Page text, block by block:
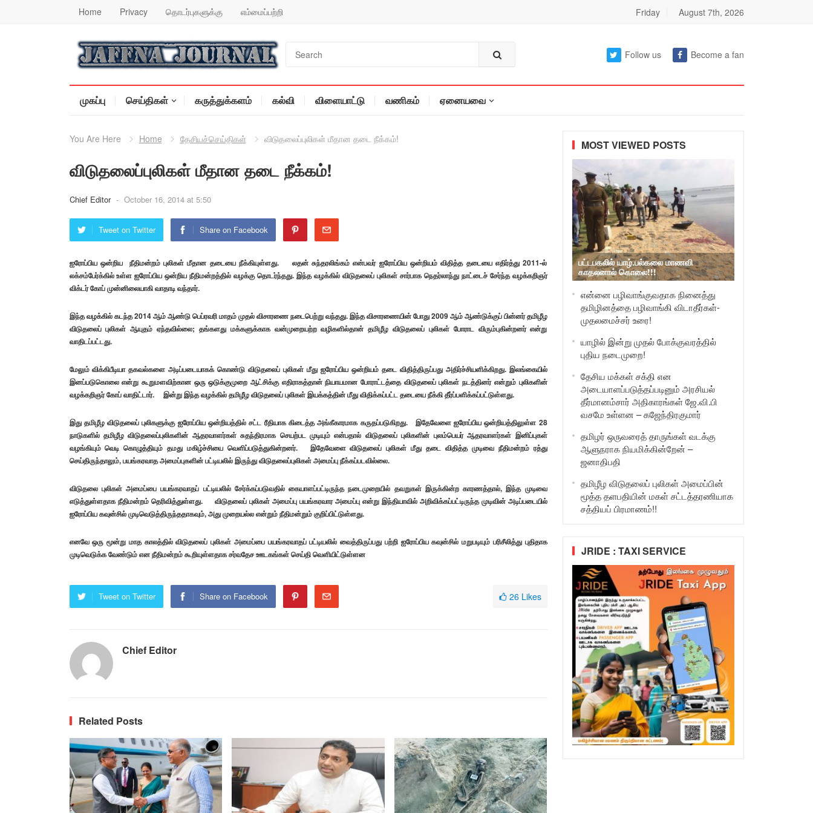
Home Privacy தொடர்புகளுக்கு எம்மைப்பற்றி Friday August 7th, 2026
Follow us Become a fan
முகப்பு செய்திகள் கருத்துக்களம் கல்வி விளையாட்டு வணிகம் ஏனையவை
You Are Here Home தேசியச்செய்திகள் விடுதலைப்புலிகள் மீதான தடை நீக்கம்!
விடுதலைப்புலிகள் மீதான தடை நீக்கம்!
Chief Editor - October 16, 2014 at 5:50
Tweet on Twitter Share on Facebook
ஐரோப்பிய ஒன்றிய நீதிமன்றம் புலிகள் மீதான தடையை நீக்கியுள்ளது. லதன் சுந்தரலிங்கம் என்பவர் ஐரோப்பிய ஒன்றியம் விதித்த தடையை எதிர்த்து 2011-ல்
லக்சம்பேர்க்கில் உள்ள ஐரோப்பிய ஒன்றிய நீதிமன்றத்தில் வழக்கு தொடர்ந்தது. இந்த வழக்கில் விடுதலைப் புலிகள் சார்பாக நெதர்லாந்து நாட்டைச் சேர்ந்த வழக்கறிஞர்
விக்டர் கோப் முன்னிலையாகி வாதாடி வந்தார்.
இந்த வழக்கில் கடந்த 2014 ஆம் ஆண்டு பெப்ரவரி மாதம் முதல் விசாரணை நடைபெற்று வந்தது. இந்த விசாரணையின் போது 2009 ஆம் ஆண்டுக்குப் பின்னர் தமிழீழ
விடுதலைப் புலிகள் ஆயுதம் ஏந்தவில்லை; தங்களது மக்களுக்காக வன்முறையற்ற வழிகளில்தான் தமிழீழ விடுதலைப் புலிகள் போராட விரும்புகின்றனர் என்று
வாதிடப்பட்டது.
மேலும் விக்கிபீடியா தகவல்களை அடிப்படையாகக் கொண்டு விடுதலைப் புலிகள் மீது ஐரோப்பிய ஒன்றியம் தடை விதித்திருப்பது அதிர்ச்சியளிக்கிறது. இலங்கையில்
இனப்படுகொலை என்று கூறுமளவிற்கான ஒரு ஒடுக்குமுறை ஆட்சிக்கு எதிராகத்தான் நியாயமான போராட்டத்தை விடுதலைப் புலிகள் நடத்தினர் என்றும் புலிகளின்
வழக்கறிஞர் கோப் வாதிட்டார். இன்று இந்த வழக்கில் தமிழீழ விடுதலைப் புலிகள் இயக்கத்தின் மீது விதிக்கப்பட்ட தடையை நீக்கி தீர்ப்பளிக்கப்பட்டுள்ளது.
இது தமிழீழ விடுதலைப் புலிகளுக்கு ஐரோப்பிய ஒன்றியத்தில் சட்ட ரீதியாக கிடைத்த அங்கீகாரமாக கருதப்படுகிறது. இதேவேளை ஐரோப்பிய ஒன்றியத்திலுள்ள 28
நாடுகளில் தமிழீழ விடுதலைப்புலிகளின் ஆதரவாளர்கள் சுதந்திரமாக செயற்பட முடியும் என்பதால் விடுதலைப் புலிகளின் புலம்பெயர் ஆதரவாளர்கள் இனிப்புகள்
வழங்கியும் வெடி கொழுத்தியும் தமது மகிழ்ச்சியை வெளிப்படுத்துகின்றனர். இதேவேளை விடுதலைப் புலிகள் மீது தடை விதித்த முடிவை நீதிமன்றம் ரத்து
செய்திருந்தாலும், பயங்கரவாத அமைப்புகளின் பட்டியலில் இருந்து விடுதலைப்புலிகள் அமைப்பு நீக்கப்படவில்லை.
விடுதலை புலிகள் அமைப்பை பயங்கரவாதப் பட்டியலில் சேர்க்கப்படுவதில் கையாளப்பட்டிருந்த நடைமுறையில் தவறுகள் இருக்கின்ற காரணத்தால், இந்த முடிவை
எடுத்துள்ளதாக நீதிமன்றம் தெரிவித்துள்ளது. விடுதலைப் புலிகள் அமைப்பு பயங்கரவார அமைப்பு என்று இந்தியாவில் அறிவிக்கப்பட்டிருந்த முடிவின் அடிப்படையில்
ஐரோப்பிய கவுன்சில் முடிவெடுத்திருந்ததாகவும், அது முறையல்ல என்றும் நீதிமன்றும் குறிப்பிட்டுள்ளது.
எனவே ஒரு மூன்று மாத காலத்தில் விடுதலைப் புலிகள் அமைப்பை பயங்கரவாதப் பட்டியலில் வைத்திருப்பது பற்றி ஐரோப்பிய கவுன்சில் மறுபடியும் பரிசீலித்து புதிதாக
முடிவெடுக்க வேண்டும் என நீதிமன்றம் கூறியுள்ளதாக சர்வதேச ஊடகங்கள் செய்தி வெளியிட்டுள்ளன
Tweet on Twitter Share on Facebook 26 Likes
Chief Editor
Related Posts
MOST VIEWED POSTS
பட்டபகலில் யாழ்.பல்கலை மாணவி
காதலனால் கொலை!!!
என்னை பழிவாங்குவதாக நினைத்து
தமிழினத்தை பழிவாங்கி விடாதீர்கள்-
முதலமைச்சர் உரை!
யாழில் இன்று முதல் போக்குவரத்தில்
புதிய நடைமுறை!
தேசிய மக்கள் சக்தி என
அடையாளப்படுத்தப்படினும் அரசியல்
தீர்மானம்சார் அதிகாரங்கள் ஜே.வி.பி
வசமே உள்ளன – கஜேந்திரகுமார்
தமிழர் ஒருவரைத் தாருங்கள் வடக்கு
ஆளுநராக நியமிக்கின்றேன் –
ஜனாதிபதி
தமிழீழ விடுதலைப் புலிகள் அமைப்பின்
மூத்த தளபதியின் மகள் சட்டத்தரணியாக
சத்தியப் பிரமாணம்!!
JRIDE : TAXI SERVICE